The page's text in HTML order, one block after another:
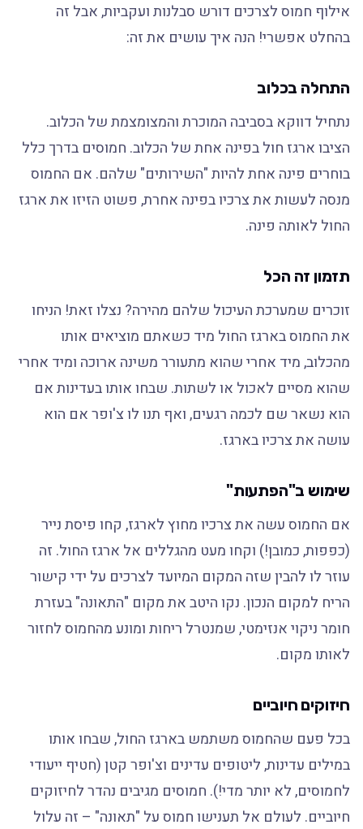
אילוף חמוס לצרכים דורש סבלנות ועקביות, אבל זה
בהחלט אפשרי! הנה איך עושים את זה:
התחלה בכלוב
נתחיל דווקא בסביבה המוכרת והמצומצמת של הכלוב.
הציבו ארגז חול בפינה אחת של הכלוב. חמוסים בדרך כלל
בוחרים פינה אחת להיות "השירותים" שלהם. אם החמוס
מנסה לעשות את צרכיו בפינה אחרת, פשוט הזיזו את ארגז
החול לאותה פינה.
תזמון זה הכל
זוכרים שמערכת העיכול שלהם מהירה? נצלו זאת! הניחו
את החמוס בארגז החול מיד כשאתם מוציאים אותו
מהכלוב, מיד אחרי שהוא מתעורר משינה ארוכה ומיד אחרי
שהוא מסיים לאכול או לשתות. שבחו אותו בעדינות אם
הוא נשאר שם לכמה רגעים, ואף תנו לו צ'ופר אם הוא
עושה את צרכיו בארגז.
שימוש ב"הפתעות"
אם החמוס עשה את צרכיו מחוץ לארגז, קחו פיסת נייר
(כפפות, כמובן!) וקחו מעט מהגללים אל ארגז החול. זה
עוזר לו להבין שזה המקום המיועד לצרכים על ידי קישור
הריח למקום הנכון. נקו היטב את מקום "התאונה" בעזרת
חומר ניקוי אנזימטי, שמנטרל ריחות ומונע מהחמוס לחזור
לאותו מקום.
חיזוקים חיוביים
בכל פעם שהחמוס משתמש בארגז החול, שבחו אותו
במילים עדינות, ליטופים עדינים וצ'ופר קטן (חטיף ייעודי
לחמוסים, לא יותר מדי!). חמוסים מגיבים נהדר לחיזוקים
חיוביים. לעולם אל תענישו חמוס על "תאונה" – זה עלול